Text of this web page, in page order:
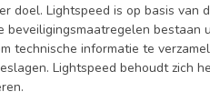
doel. Lightspeed is op basis
beveiligingsmaatregelen
technische informatie te
Lightspeed behoudt zich